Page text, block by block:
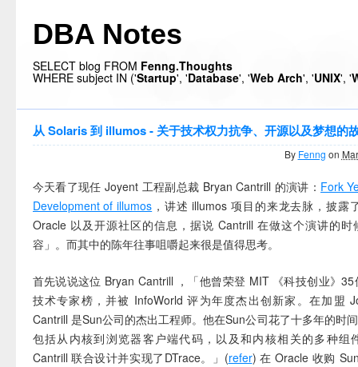
DBA Notes
SELECT blog FROM Fenng.Thoughts
WHERE subject IN ('Startup', 'Database', 'Web Arch', 'UNIX', '
从 Solaris 到 illumos - 关于技术权力抗争、开源以及梦想的
By Fenng on
今天看了现任 Joyent 工程副总裁 Bryan Cantrill 的演讲： Fork
Development of illumos ，讲述 illumos 项目的来龙去脉，披露
Oracle 以及开源社区的信息，据说 Cantrill 在做这个演讲的时
容」。而其中的陈年往事咀嚼起来很是值得思考。
首先说说这位 Bryan Cantrill ，「他曾荣登 MIT 《科技创业》
技术专家榜，并被 InfoWorld 评为年度杰出创新家。在加盟
Cantrill 是Sun公司的杰出工程师。他在Sun公司花了十多年的时
包括从内核到浏览器客户端代码，以及和内核相关的多种组
Cantrill 联合设计并实现了DTrace。」(refer) 在 Oracle 收购